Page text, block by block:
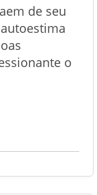
de seu
o